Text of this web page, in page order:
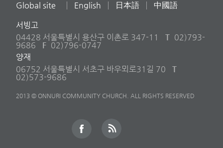
Global site English 日本語 中國語
서빙고
04428 서울특별시 용산구 이촌로 347-11
T 02)793-
9686
F 02)796-0747
양재
06752 서울특별시 서초구 바우뫼로31길 70
T
02)573-9686
2013 © ONNURI COMMUNITY CHURCH. ALL RIGHTS RESERVED